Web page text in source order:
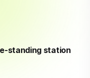
standing station